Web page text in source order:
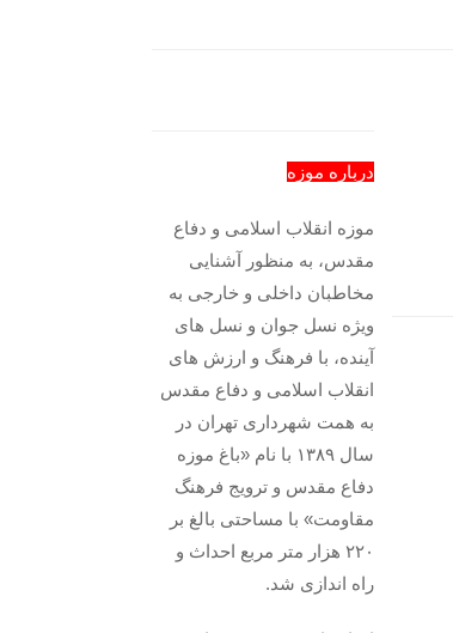
درباره موزه
موزه انقلاب اسلامی و دفاع
مقدس، به منظور آشنایی
مخاطبان داخلی و خارجی به
ویژه نسل جوان و نسل های
آینده، با فرهنگ و ارزش های
انقلاب اسلامی و دفاع مقدس
به همت شهرداری تهران در
سال ۱۳۸۹ با نام «باغ موزه
دفاع مقدس و ترویج فرهنگ
مقاومت» با مساحتی بالغ بر
۲۲۰ هزار متر مربع احداث و
راه اندازی شد.